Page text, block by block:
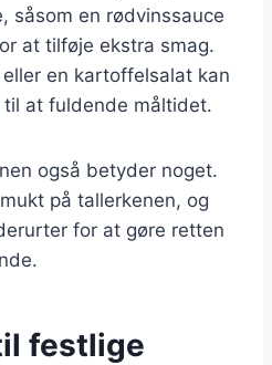
såsom en rødvinssauce
at tilføje ekstra smag.
en kartoffelsalat kan
at fuldende måltidet.
også betyder noget.
på tallerkenen, og
for at gøre retten
festlige